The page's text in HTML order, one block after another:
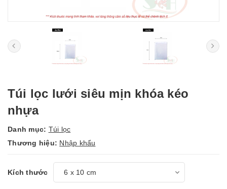
Túi lọc lưới siêu mịn khóa kéo
nhựa
Danh mục: Túi lọc
Thương hiệu: Nhập khẩu
Kích thước